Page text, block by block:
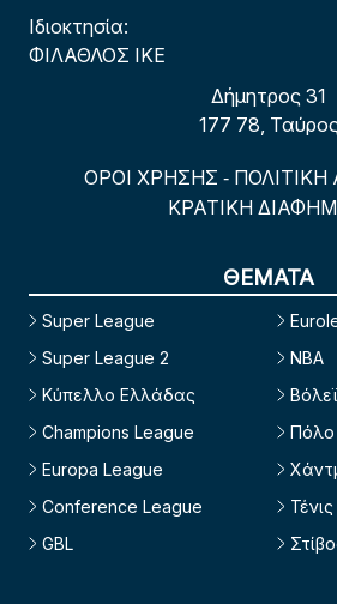
Ιδιοκτησία:
ΦΙΛΑΘΛΟΣ ΙΚΕ
Δήμητρος 31
177 78,
ΟΡΟΙ ΧΡΗΣΗΣ -
ΚΡΑΤΙΚΗ
ΘΕΜΑΤΑ
Super League
Super League 2
Κύπελλο Ελλάδας
Champions League
Europa League
Conference League
GBL
NBA
Βόλεϊ
Πόλο
Τένις